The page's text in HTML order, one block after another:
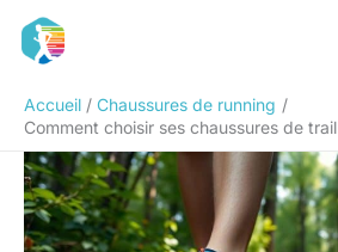
Accueil
Chaussures de running
Comment choisir ses chaussures de
Rechercher